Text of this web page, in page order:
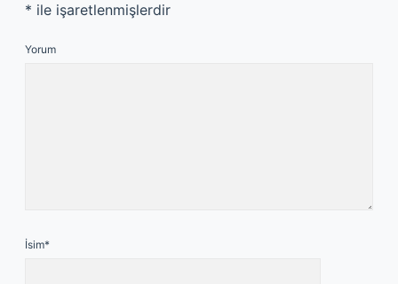
* ile işaretlenmişlerdir
Yorum
İsim*